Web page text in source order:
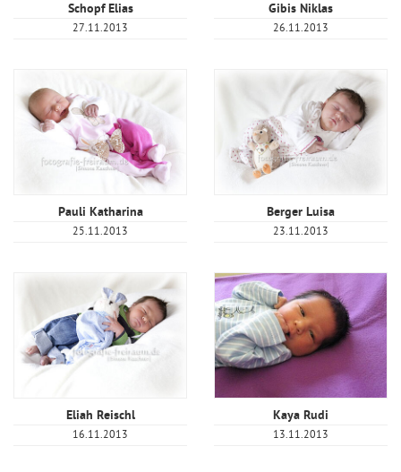
Schopf Elias
27.11.2013
Gibis Niklas
26.11.2013
Pauli Katharina
25.11.2013
Berger Luisa
23.11.2013
Eliah Reischl
16.11.2013
Kaya Rudi
13.11.2013